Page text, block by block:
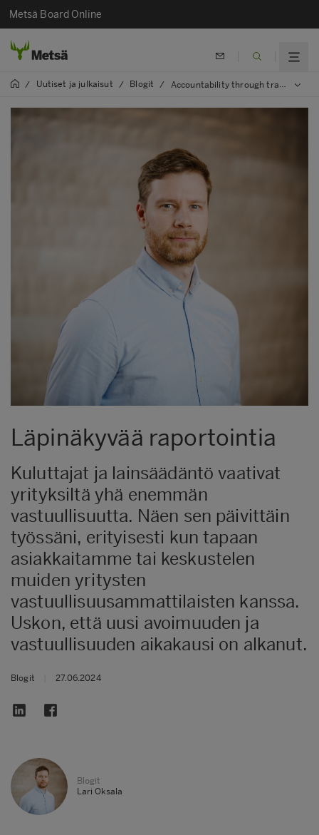
Metsä Board Online
/ Uutiset ja julkaisut / Blogit / Accountability through transparency
Läpinäkyvää raportointia
Kuluttajat ja lainsäädäntö vaativat
yrityksiltä yhä enemmän
vastuullisuutta. Näen sen päivittäin
työssäni, erityisesti kun tapaan
asiakkaitamme tai keskustelen
muiden yritysten
vastuullisuusammattilaisten kanssa.
Uskon, että uusi avoimuuden ja
vastuullisuuden aikakausi on alkanut.
Blogit 27.06.2024
Blogit
Lari Oksala